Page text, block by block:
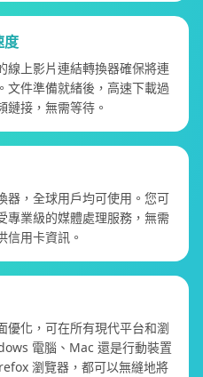
度
線上影片連結轉換器確保將連
文件準備就緒後，高速下載過
鏈接，無需等待。
器，全球用戶均可使用。您可
專業級的媒體處理服務，無需
信用卡資訊。
優化，可在所有現代平台和瀏
電腦、Mac 還是行動裝置
瀏覽器，都可以無縫地將